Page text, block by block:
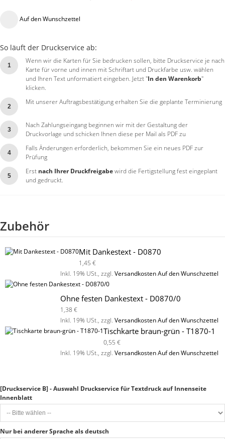
Auf den Wunschzettel
So läuft der Druckservice ab:
1
Wenn wir die Karten für Sie bedrucken sollen, bitte Druckservice je nach
Karte für vorne und innen mit Schriftart und Druckfarbe usw. wählen
und Ihren Text unformatiert eingeben. Jetzt "In den Warenkorb"
klicken.
2
Mit unserer Auftragsbestätigung erhalten Sie die geplante Terminierung
3
Nach Zahlungseingang beginnen wir mit der Gestaltung der
Druckvorlage und schicken Ihnen diese per Mail als PDF zu
4
Falls Änderungen erforderlich, bekommen Sie ein neues PDF zur
Prüfung
5
Erst nach Ihrer Druckfreigabewird die Fertigstellung fest eingeplant
und gedruckt.
Zubehör
Mit Dankestext - D0870
1,45 €
Inkl. 19% USt., zzgl. VersandkostenAuf den Wunschzettel
Ohne festen Dankestext - D0870/0
1,38 €
Inkl. 19% USt., zzgl. VersandkostenAuf den Wunschzettel
Tischkarte braun-grün - T1870-1
0,55 €
Inkl. 19% USt., zzgl. VersandkostenAuf den Wunschzettel
[Druckservice B] - Auswahl Druckservice für Textdruck auf Innenseite
Innenblatt
Nur bei anderer Sprache als deutsch